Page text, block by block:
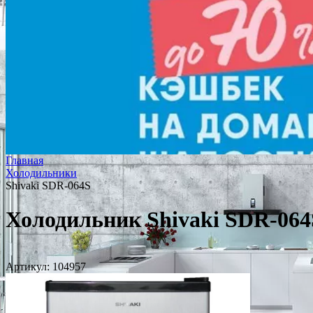
Главная
Холодильники
Shivaki SDR-064S
Холодильник Shivaki SDR-
Артикул: 104957